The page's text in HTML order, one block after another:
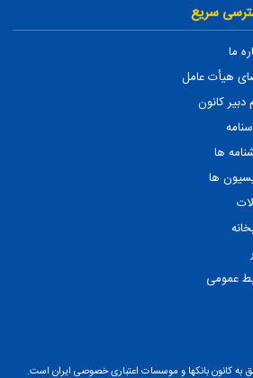
سریع
ما
هیأت عامل
دبیر کانون
ها
ها
عمومی
کانون بانکها و موسسات اعتباری خصوصی ایران است.